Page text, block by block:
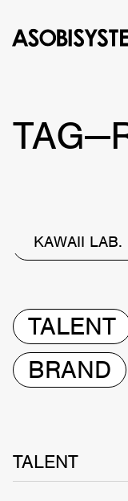
KAWAII LAB.
TALENT
BRAND
TALENT